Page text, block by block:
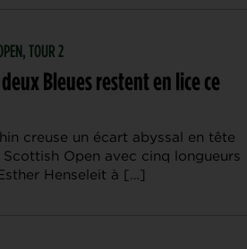
TOUR 2
Bleues restent en lice ce
creuse un écart abyssal en tête
Scottish Open avec cinq longueurs
Henseleit à […]